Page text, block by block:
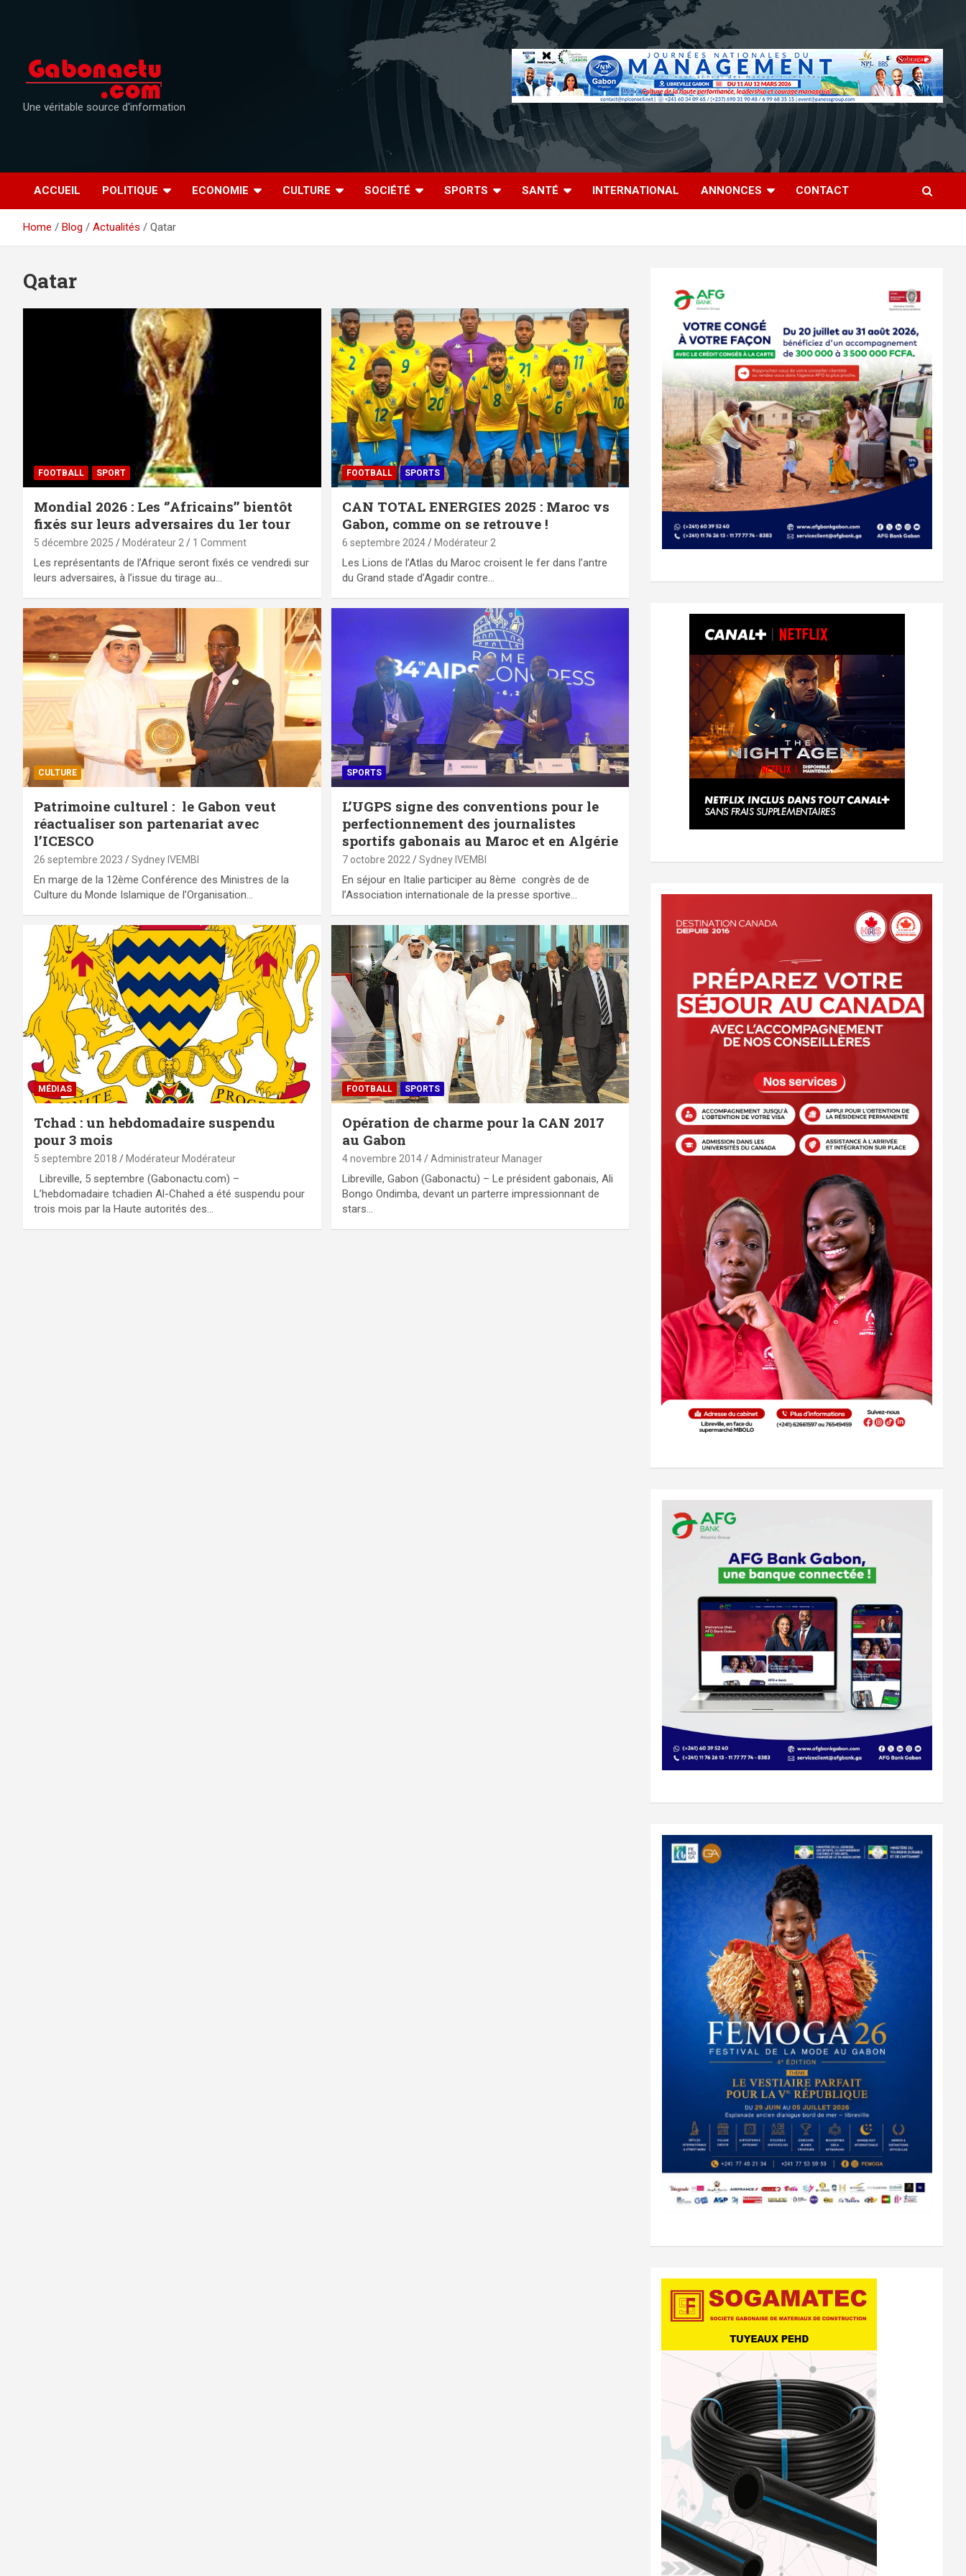
Une véritable source d'information
ACCUEIL POLITIQUE ECONOMIE CULTURE SOCIÉTÉ SPORTS SANTÉ INTERNATIONAL ANNONCES CONTACT
Home Blog Actualités Qatar
Qatar
FOOTBALL SPORT
Mondial 2026 : Les ‘’Africains’’ bientôt
fixés sur leurs adversaires du 1er tour
5 décembre 2025 Modérateur 2 1 Comment
Les représentants de l’Afrique seront fixés ce vendredi sur
leurs adversaires, à l’issue du tirage au…
FOOTBALL SPORTS
CAN TOTAL ENERGIES 2025 : Maroc vs
Gabon, comme on se retrouve !
6 septembre 2024 Modérateur 2
Les Lions de l’Atlas du Maroc croisent le fer dans l’antre
du Grand stade d’Agadir contre…
CULTURE
Patrimoine culturel : le Gabon veut
réactualiser son partenariat avec
l’ICESCO
26 septembre 2023 Sydney IVEMBI
En marge de la 12ème Conférence des Ministres de la
Culture du Monde Islamique de l’Organisation…
SPORTS
L’UGPS signe des conventions pour le
perfectionnement des journalistes
sportifs gabonais au Maroc et en Algérie
7 octobre 2022 Sydney IVEMBI
En séjour en Italie participer au 8ème congrès de de
l’Association internationale de la presse sportive…
MÉDIAS
Tchad : un hebdomadaire suspendu
pour 3 mois
5 septembre 2018 Modérateur Modérateur
Libreville, 5 septembre (Gabonactu.com) –
L’hebdomadaire tchadien Al-Chahed a été suspendu pour
trois mois par la Haute autorités des…
FOOTBALL SPORTS
Opération de charme pour la CAN 2017
au Gabon
4 novembre 2014 Administrateur Manager
Libreville, Gabon (Gabonactu) – Le président gabonais, Ali
Bongo Ondimba, devant un parterre impressionnant de
stars…